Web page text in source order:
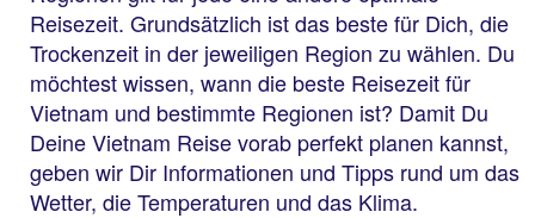
Reisezeit. Grundsätzlich ist das beste für Dich, die
Trockenzeit in der jeweiligen Region zu wählen. Du
möchtest wissen, wann die beste Reisezeit für
Vietnam und bestimmte Regionen ist? Damit Du
Deine Vietnam Reise vorab perfekt planen kannst,
geben wir Dir Informationen und Tipps rund um das
Wetter, die Temperaturen und das Klima.